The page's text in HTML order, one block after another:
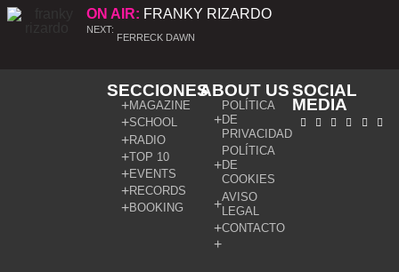
ON AIR: FRANKY RIZARDO
NEXT:
FERRECK DAWN
SECCIONES
MAGAZINE
SCHOOL
RADIO
TOP 10
EVENTS
RECORDS
BOOKING
ABOUT US
POLÍTICA
DE
PRIVACIDAD
POLÍTICA
DE
COOKIES
AVISO
LEGAL
CONTACTO
SOCIAL
MEDIA